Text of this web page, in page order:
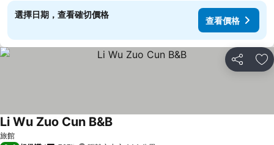
選擇日期，查看確切價格
查看價格
分享 加
旅館
Li Wu Zuo Cun B&B